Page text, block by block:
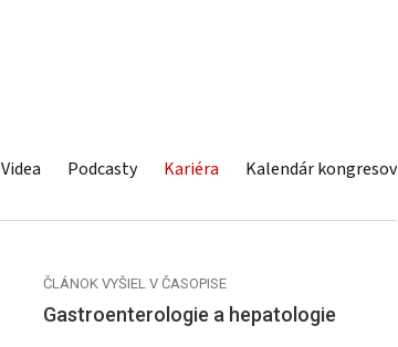
Videa Podcasty Kariéra Kalendár kongresov
ČLÁNOK VYŠIEL V ČASOPISE
Gastroenterologie a hepatologie